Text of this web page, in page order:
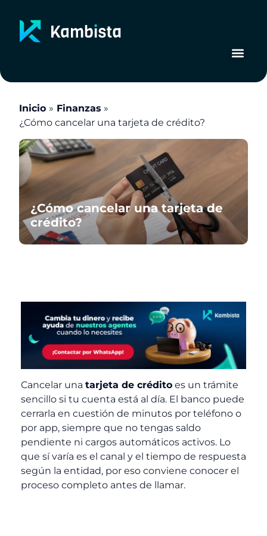
contenido
Inicio
Finanzas
¿Cómo cancelar una tarjeta de crédito?
¿Cómo cancelar una tarjeta de
crédito?
Cancelar una tarjeta de crédito es un trámite
sencillo si tu cuenta está al día. El banco puede
cerrarla en cuestión de minutos por teléfono o
por app, siempre que no tengas saldo
pendiente ni cargos automáticos activos. Lo
que sí varía es el canal y el tiempo de respuesta
según la entidad, por eso conviene conocer el
proceso completo antes de llamar.